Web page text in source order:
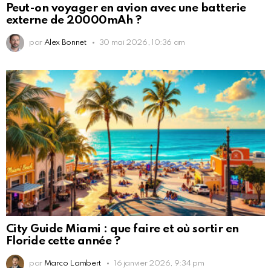
Peut-on voyager en avion avec une batterie
externe de 20000mAh ?
par Alex Bonnet 30 mai 2026, 10:36 am
City Guide Miami : que faire et où sortir en
Floride cette année ?
par Marco Lambert 16 janvier 2026, 9:34 pm